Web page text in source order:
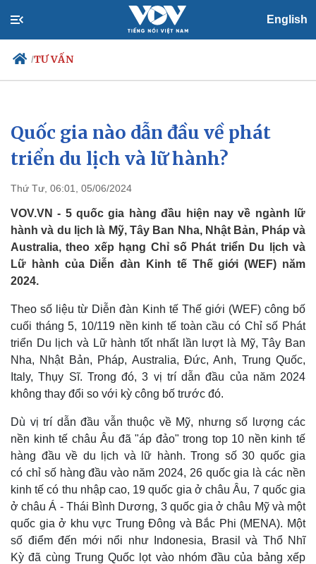
English
/TƯ VẤN
Chính trị
Đảng
Tổ chức nhân sự
Nhận diện sự thật
Xã hội
Tin 24h
Dự báo thời tiết
Việc làm
Biển đảo
Quốc gia nào dẫn đầu về phát
triển du lịch và lữ hành?
Thứ Tư, 06:01, 05/06/2024
VOV.VN - 5 quốc gia hàng đầu hiện nay về ngành lữ
hành và du lịch là Mỹ, Tây Ban Nha, Nhật Bản, Pháp và
Australia, theo xếp hạng Chỉ số Phát triển Du lịch và
Lữ hành của Diễn đàn Kinh tế Thế giới (WEF) năm
2024.
Theo số liệu từ Diễn đàn Kinh tế Thế giới (WEF) công bố
cuối tháng 5, 10/119 nền kinh tế toàn cầu có Chỉ số Phát
triển Du lịch và Lữ hành tốt nhất lần lượt là Mỹ, Tây Ban
Nha, Nhật Bản, Pháp, Australia, Đức, Anh, Trung Quốc,
Italy, Thụy Sĩ. Trong đó, 3 vị trí dẫn đầu của năm 2024
không thay đổi so với kỳ công bố trước đó.
Dù vị trí dẫn đầu vẫn thuộc về Mỹ, nhưng số lượng các
nền kinh tế châu Âu đã "áp đảo" trong top 10 nền kinh tế
hàng đầu về du lịch và lữ hành. Trong số 30 quốc gia
có chỉ số hàng đầu vào năm 2024, 26 quốc gia là các nền
kinh tế có thu nhập cao, 19 quốc gia ở châu Âu, 7 quốc gia
ở châu Á - Thái Bình Dương, 3 quốc gia ở châu Mỹ và một
quốc gia ở khu vực Trung Đông và Bắc Phi (MENA). Một
số điểm đến mới nổi như Indonesia, Brasil và Thổ Nhĩ
Kỳ đã cùng Trung Quốc lọt vào nhóm đầu của bảng xếp